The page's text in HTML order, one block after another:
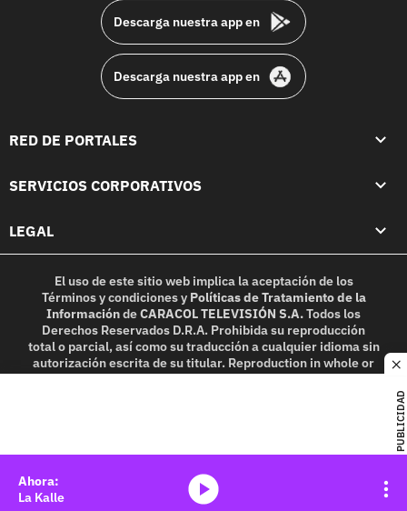
PUBLICIDAD
Descarga nuestra app en
Descarga nuestra app en
RED DE PORTALES
SERVICIOS CORPORATIVOS
LEGAL
El uso de este sitio web implica la aceptación de los
Términos y condicionesy Políticas de Tratamiento de la
InformacióndeCARACOL TELEVISIÓN S.A.Todos los
Derechos Reservados D.R.A. Prohibida su reproducción
total o parcial, así como su traducción a cualquier idioma sin
autorización escrita de su titular. Reproduction in whole or
in part, or translation without written permission is
La Kalle